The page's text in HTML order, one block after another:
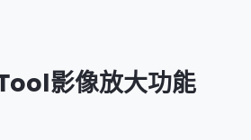
影像放大功能